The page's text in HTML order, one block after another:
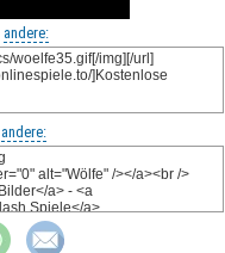
andere:
andere: